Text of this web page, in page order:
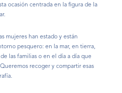
ocasión centrada en la figura de la
mujeres han estado y están
pesquero: en la mar, en tierra,
las familias o en el día a día que
recoger y compartir esas